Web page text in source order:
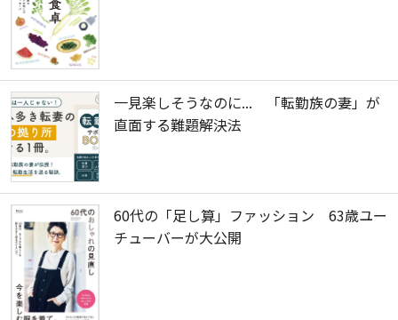
一見楽しそうなのに... 「転勤族の妻」が
直面する難題解決法
60代の「足し算」ファッション 63歳ユー
チューバーが大公開